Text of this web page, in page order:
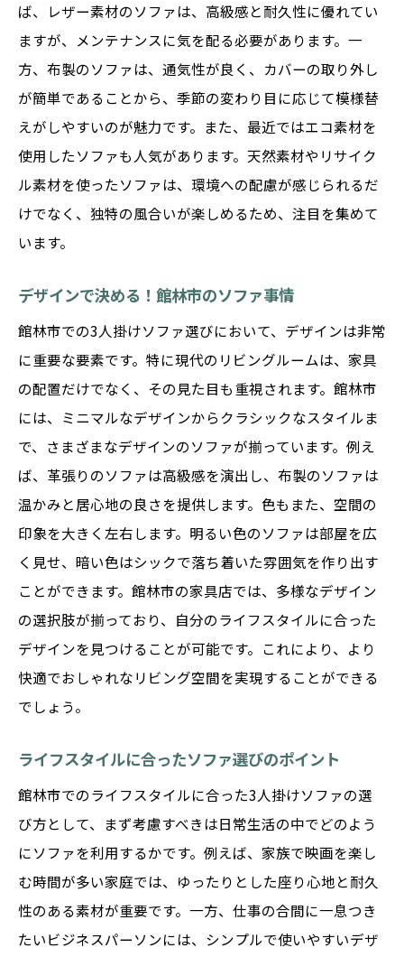
ば、レザー素材のソファは、高級感と耐久性に優れてい
ますが、メンテナンスに気を配る必要があります。一
方、布製のソファは、通気性が良く、カバーの取り外し
が簡単であることから、季節の変わり目に応じて模様替
えがしやすいのが魅力です。また、最近ではエコ素材を
使用したソファも人気があります。天然素材やリサイク
ル素材を使ったソファは、環境への配慮が感じられるだ
けでなく、独特の風合いが楽しめるため、注目を集めて
います。
デザインで決める！館林市のソファ事情
館林市での3人掛けソファ選びにおいて、デザインは非常
に重要な要素です。特に現代のリビングルームは、家具
の配置だけでなく、その見た目も重視されます。館林市
には、ミニマルなデザインからクラシックなスタイルま
で、さまざまなデザインのソファが揃っています。例え
ば、革張りのソファは高級感を演出し、布製のソファは
温かみと居心地の良さを提供します。色もまた、空間の
印象を大きく左右します。明るい色のソファは部屋を広
く見せ、暗い色はシックで落ち着いた雰囲気を作り出す
ことができます。館林市の家具店では、多様なデザイン
の選択肢が揃っており、自分のライフスタイルに合った
デザインを見つけることが可能です。これにより、より
快適でおしゃれなリビング空間を実現することができる
でしょう。
ライフスタイルに合ったソファ選びのポイント
館林市でのライフスタイルに合った3人掛けソファの選
び方として、まず考慮すべきは日常生活の中でどのよう
にソファを利用するかです。例えば、家族で映画を楽し
む時間が多い家庭では、ゆったりとした座り心地と耐久
性のある素材が重要です。一方、仕事の合間に一息つき
たいビジネスパーソンには、シンプルで使いやすいデザ